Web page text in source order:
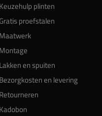
Keuzehulp plinten
Gratis proefstalen
Maatwerk
Montage
Lakken en spuiten
Bezorgkosten en levering
Retourneren
Kadobon